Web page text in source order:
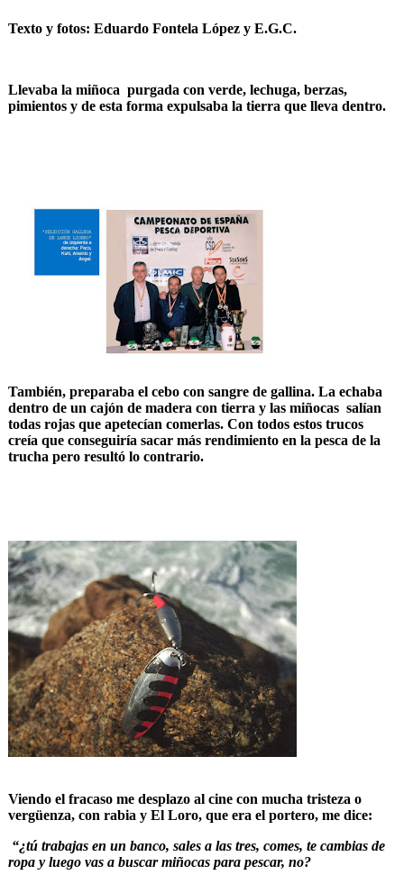
Texto y fotos: Eduardo Fontela López y E.G.C.
Llevaba la miñoca purgada con verde, lechuga, berzas,
pimientos y de esta forma expulsaba la tierra que lleva dentro.
También, preparaba el cebo con sangre de gallina. La echaba
dentro de un cajón de madera con tierra y las miñocas salían
todas rojas que apetecían comerlas. Con todos estos trucos
creía que conseguiría sacar más rendimiento en la pesca de la
trucha pero resultó lo contrario.
Viendo el fracaso me desplazo al cine con mucha tristeza o
vergüenza, con rabia y El Loro, que era el portero, me dice:
“¿tú trabajas en un banco, sales a las tres, comes, te cambias de
ropa y luego vas a buscar miñocas para pescar, no?